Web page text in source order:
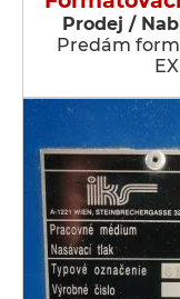
Prodej /
Predám